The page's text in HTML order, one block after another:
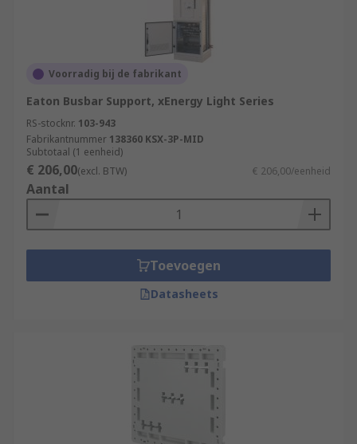
Voorradig bij de fabrikant
Eaton Busbar Support, xEnergy Light Series
RS-stocknr. 103-943
Fabrikantnummer 138360 KSX-3P-MID
Subtotaal (1 eenheid)
€ 206,00(excl. BTW) € 206,00/eenheid
Aantal
Toevoegen
Datasheets